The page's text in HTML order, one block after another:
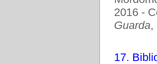
2016 -
Guarda,
17.